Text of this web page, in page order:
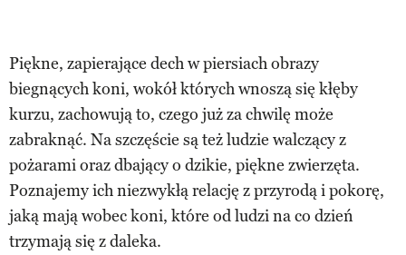
Piękne, zapierające dech w piersiach obrazy
biegnących koni, wokół których wnoszą się kłęby
kurzu, zachowują to, czego już za chwilę może
zabraknąć. Na szczęście są też ludzie walczący z
pożarami oraz dbający o dzikie, piękne zwierzęta.
Poznajemy ich niezwykłą relację z przyrodą i pokorę,
jaką mają wobec koni, które od ludzi na co dzień
trzymają się z daleka.